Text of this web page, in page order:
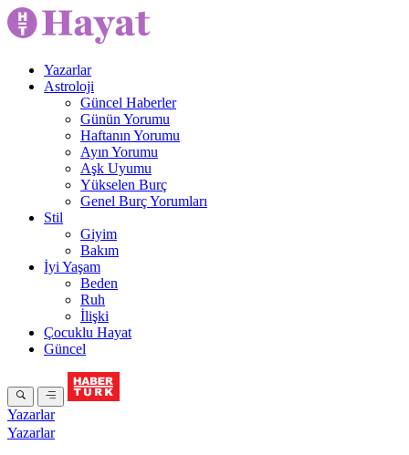
Yazarlar
Astroloji
Güncel Haberler
Günün Yorumu
Haftanın Yorumu
Ayın Yorumu
Aşk Uyumu
Yükselen Burç
Genel Burç Yorumları
Stil
Giyim
Bakım
İyi Yaşam
Beden
Ruh
İlişki
Çocuklu Hayat
Güncel
Yazarlar
Yazarlar